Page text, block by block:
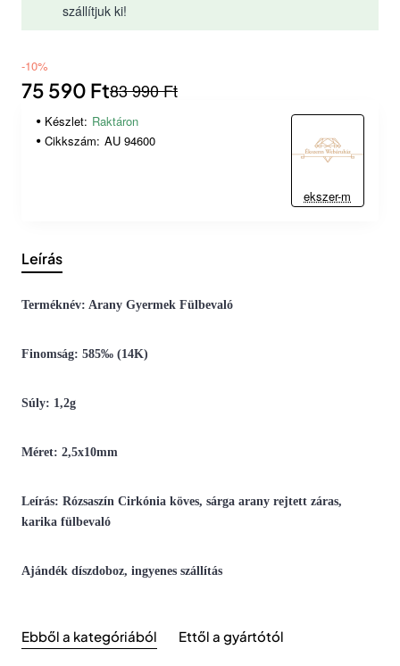
szállítjuk ki!
-10%
75 590 Ft83 990 Ft
Készlet: Raktáron
Cikkszám: AU 94600
ekszer-m
Leírás
Terméknév: Arany Gyermek Fülbevaló
Finomság: 585‰ (14K)
Súly: 1,2g
Méret: 2,5x10mm
Leírás: Rózsaszín Cirkónia köves, sárga arany rejtett záras,
karika fülbevaló
Ajándék díszdoboz, ingyenes szállítás
Ebből a kategóriából Ettől a gyártótól